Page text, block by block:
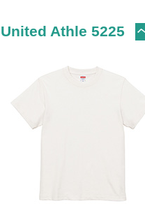
United Athle 5225